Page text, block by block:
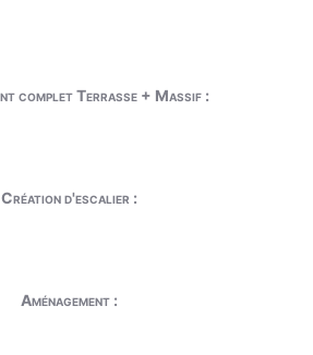
complet Terrasse + Massif :
Création d'escalier :
Aménagement :